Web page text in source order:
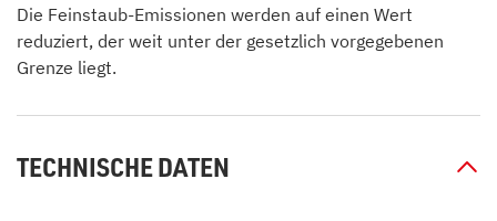
Die Feinstaub-Emissionen werden auf einen Wert
reduziert, der weit unter der gesetzlich vorgegebenen
Grenze liegt.
TECHNISCHE DATEN